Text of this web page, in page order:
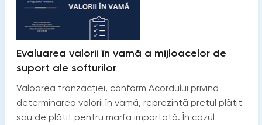
Evaluarea valorii în vamă a mijloacelor de
suport ale softurilor
Valoarea tranzacției, conform Acordului privind
determinarea valorii în vamă, reprezintă prețul plătit
sau de plătit pentru marfa importată. În cazul